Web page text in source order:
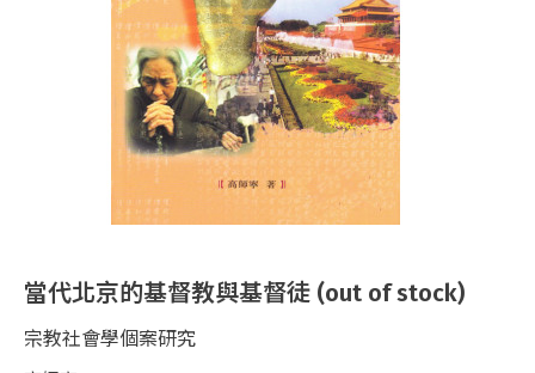
當代北京的基督教與基督徒 (out of stock)
宗教社會學個案研究